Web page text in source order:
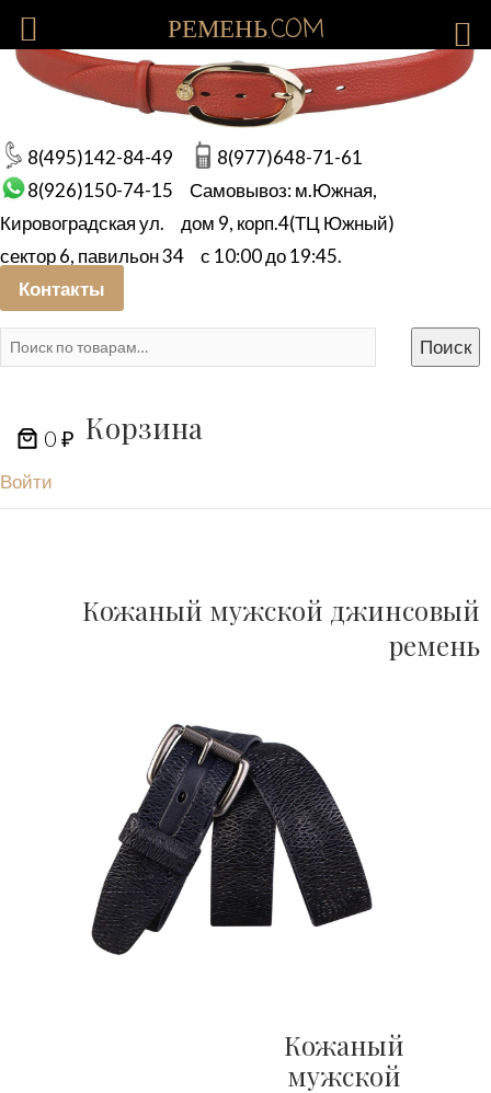
8(495)142-84-49
8(977)648-71-61
8(926)150-74-15
Самовывоз: м.Южная,
Кировоградская ул.
дом 9, корп.4(ТЦ Южный)
сектор 6, павильон 34
с 10:00 до 19:45.
Контакты
Искать:
Поиск
0 ₽
Войти
Корзина
Кожаный мужской джинсовый
ремень
Кожаный
мужской
РЕМЕНЬ.COM